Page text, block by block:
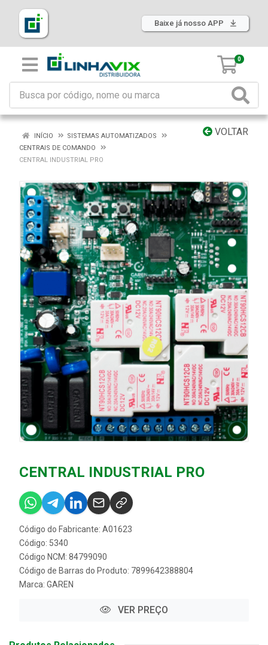
Baixe já nosso APP
0
VOLTAR
INÍCIO
SISTEMAS AUTOMATIZADOS
CENTRAIS DE COMANDO
CENTRAL INDUSTRIAL PRO
CENTRAL INDUSTRIAL PRO
Código do Fabricante: A01623
Código: 5340
Código NCM: 84799090
Código de Barras do Produto: 7899642388804
Marca: GAREN
VER PREÇO